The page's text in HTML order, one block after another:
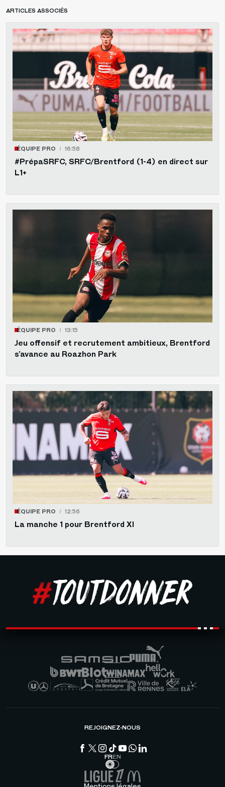
ARTICLES ASSOCIÉS
ÉQUIPE PRO 16:58
#PrépaSRFC, SRFC/Brentford (1-4) en direct sur
L1+
ÉQUIPE PRO 13:15
Jeu offensif et recrutement ambitieux, Brentford
s’avance au Roazhon Park
ÉQUIPE PRO 12:56
La manche 1 pour Brentford XI
REJOIGNEZ-NOUS
FREN